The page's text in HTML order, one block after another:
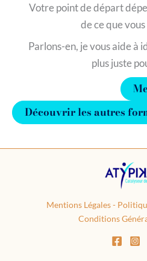
Votre point de départ
de ce que
Parlons-en, je vous aide à
plus juste
Découvrir les autres
Mentions Légales-
Conditions